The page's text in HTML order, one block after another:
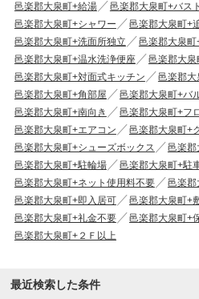
邑楽郡大泉町+給湯
邑楽郡大泉町+バス
邑楽郡大泉町+シャワー
邑楽郡大泉町+
邑楽郡大泉町+洗面所独立
邑楽郡大泉
邑楽郡大泉町+温水洗浄便座
邑楽郡大泉
邑楽郡大泉町+対面式キッチン
邑楽郡大
邑楽郡大泉町+角部屋
邑楽郡大泉町+バ
邑楽郡大泉町+南向き
邑楽郡大泉町+フ
邑楽郡大泉町+エアコン
邑楽郡大泉町+
邑楽郡大泉町+シューズボックス
邑楽郡
邑楽郡大泉町+駐輪場
邑楽郡大泉町+駐
邑楽郡大泉町+ネット使用料不要
邑楽郡
邑楽郡大泉町+即入居可
邑楽郡大泉町+
邑楽郡大泉町+礼金不要
邑楽郡大泉町+
邑楽郡大泉町+２Ｆ以上
最近検索した条件